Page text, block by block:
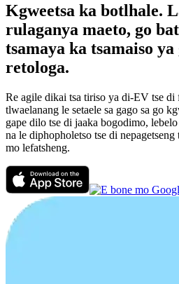
Kgweetsa ka botlhale.
rulaganya maeto, go
tsamaya ka tsamaiso
retologa.
Re agile dikai tsa tiriso ya di-EV tse di
tlwaelanang le setaele sa gago sa go
gape dilo tse di jaaka bogodimo,
na le diphopholetso tse di
mo lefatsheng.